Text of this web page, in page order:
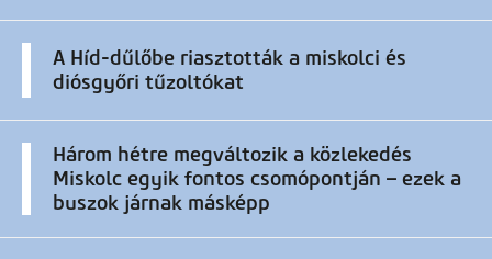
A Híd-dűlőbe riasztották a miskolci és
diósgyőri tűzoltókat
Három hétre megváltozik a közlekedés
Miskolc egyik fontos csomópontján – ezek a
buszok járnak másképp